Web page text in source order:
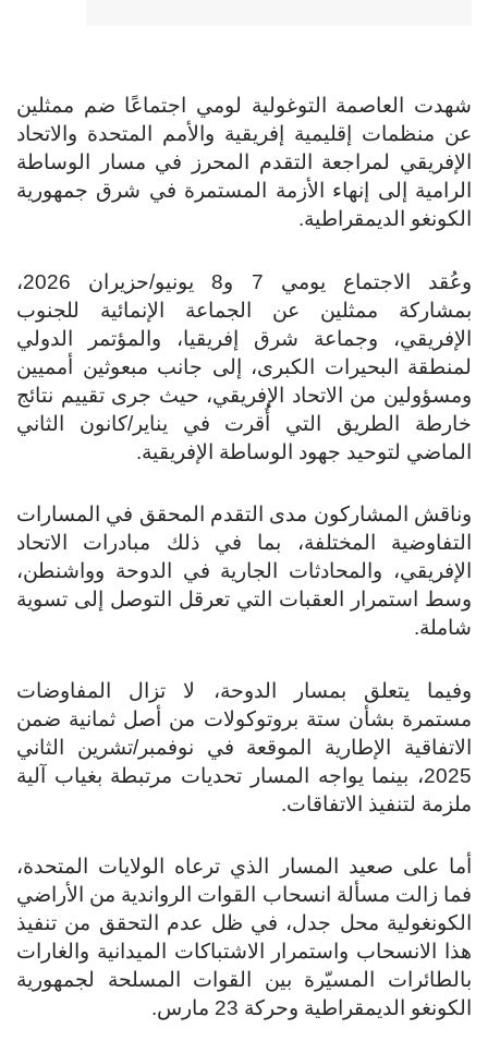
شهدت العاصمة التوغولية لومي اجتماعًا ضم ممثلين
عن منظمات إقليمية إفريقية والأمم المتحدة والاتحاد
الإفريقي لمراجعة التقدم المحرز في مسار الوساطة
الرامية إلى إنهاء الأزمة المستمرة في شرق جمهورية
الكونغو الديمقراطية.
وعُقد الاجتماع يومي 7 و8 يونيو/حزيران 2026،
بمشاركة ممثلين عن الجماعة الإنمائية للجنوب
الإفريقي، وجماعة شرق إفريقيا، والمؤتمر الدولي
لمنطقة البحيرات الكبرى، إلى جانب مبعوثين أمميين
ومسؤولين من الاتحاد الإفريقي، حيث جرى تقييم نتائج
خارطة الطريق التي أُقرت في يناير/كانون الثاني
الماضي لتوحيد جهود الوساطة الإفريقية.
وناقش المشاركون مدى التقدم المحقق في المسارات
التفاوضية المختلفة، بما في ذلك مبادرات الاتحاد
الإفريقي، والمحادثات الجارية في الدوحة وواشنطن،
وسط استمرار العقبات التي تعرقل التوصل إلى تسوية
شاملة.
وفيما يتعلق بمسار الدوحة، لا تزال المفاوضات
مستمرة بشأن ستة بروتوكولات من أصل ثمانية ضمن
الاتفاقية الإطارية الموقعة في نوفمبر/تشرين الثاني
2025، بينما يواجه المسار تحديات مرتبطة بغياب آلية
ملزمة لتنفيذ الاتفاقات.
أما على صعيد المسار الذي ترعاه الولايات المتحدة،
فما زالت مسألة انسحاب القوات الرواندية من الأراضي
الكونغولية محل جدل، في ظل عدم التحقق من تنفيذ
هذا الانسحاب واستمرار الاشتباكات الميدانية والغارات
بالطائرات المسيّرة بين القوات المسلحة لجمهورية
الكونغو الديمقراطية وحركة 23 مارس.